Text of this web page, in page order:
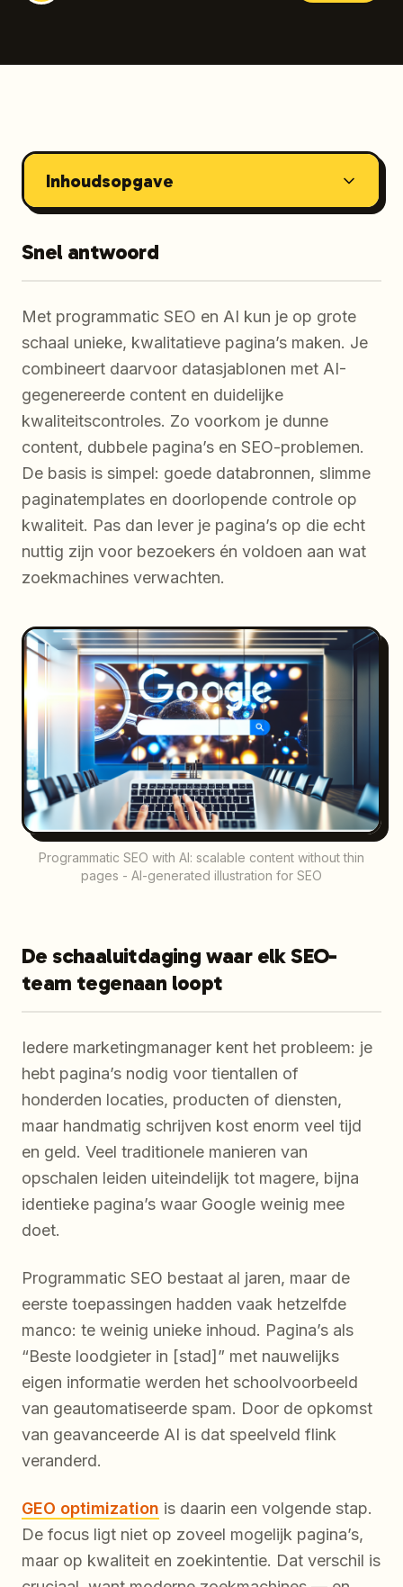
Inhoudsopgave
Snel antwoord
Met programmatic SEO en AI kun je op grote
schaal unieke, kwalitatieve pagina’s maken. Je
combineert daarvoor datasjablonen met AI-
gegenereerde content en duidelijke
kwaliteitscontroles. Zo voorkom je dunne
content, dubbele pagina’s en SEO-problemen.
De basis is simpel: goede databronnen, slimme
paginatemplates en doorlopende controle op
kwaliteit. Pas dan lever je pagina’s op die echt
nuttig zijn voor bezoekers én voldoen aan wat
zoekmachines verwachten.
Programmatic SEO with AI: scalable content without thin
pages - AI-generated illustration for SEO
De schaaluitdaging waar elk SEO-
team tegenaan loopt
Iedere marketingmanager kent het probleem: je
hebt pagina’s nodig voor tientallen of
honderden locaties, producten of diensten,
maar handmatig schrijven kost enorm veel tijd
en geld. Veel traditionele manieren van
opschalen leiden uiteindelijk tot magere, bijna
identieke pagina’s waar Google weinig mee
doet.
Programmatic SEO bestaat al jaren, maar de
eerste toepassingen hadden vaak hetzelfde
manco: te weinig unieke inhoud. Pagina’s als
“Beste loodgieter in [stad]” met nauwelijks
eigen informatie werden het schoolvoorbeeld
van geautomatiseerde spam. Door de opkomst
van geavanceerde AI is dat speelveld flink
veranderd.
GEO optimization is daarin een volgende stap.
De focus ligt niet op zoveel mogelijk pagina’s,
maar op kwaliteit en zoekintentie. Dat verschil is